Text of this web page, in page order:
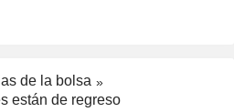
de la bolsa
están de regreso